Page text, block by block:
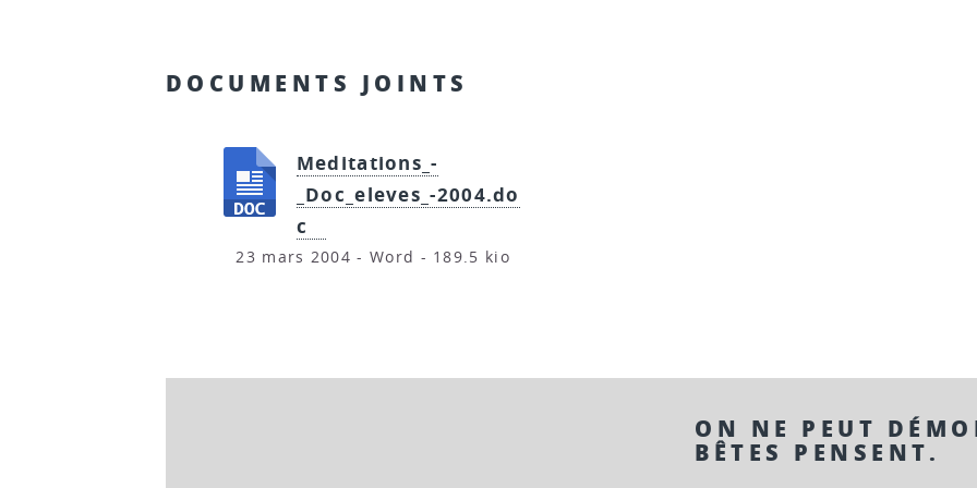
DOCUMENTS JOINTS
Meditations_-
_Doc_eleves_-2004.do
c
23 mars 2004 -Word - 189.5 kio
ON NE PEUT
BÊTES PENSENT.